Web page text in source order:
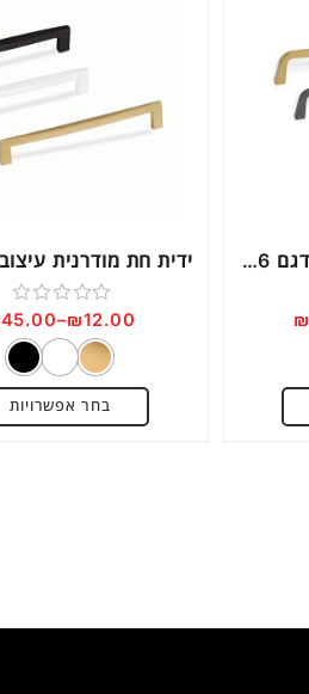
ידית חת בסגנון מודרני דגם 0446
₪
דורג
0
מתוך
5
₪12.00
–
45.00
בחר אפשרויות